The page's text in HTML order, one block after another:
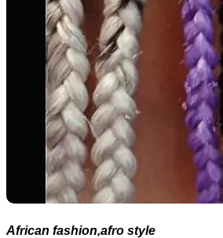
African fashion,afro style